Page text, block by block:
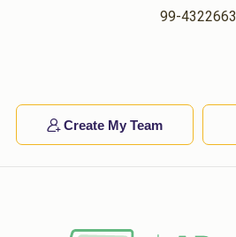
99-4322663
Create My Team